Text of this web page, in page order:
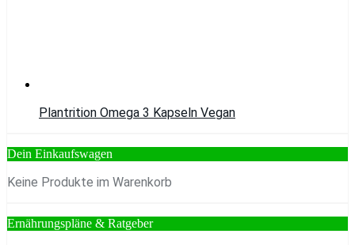
Plantrition Omega 3 Kapseln Vegan
Dein Einkaufswagen
Keine Produkte im Warenkorb
Ernährungspläne & Ratgeber